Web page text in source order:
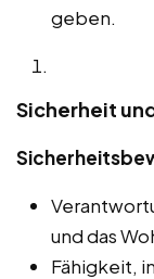
geben.
Sicherheit
und das
Fähigkeit,